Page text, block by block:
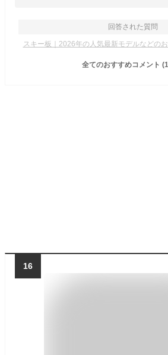
回答された質問
スキー板｜2026年の人気最新モデルなどの
全てのおすすめコメント (1
16